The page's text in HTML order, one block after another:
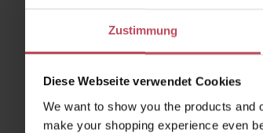
Zustimmung
Diese Webseite verwendet Cookies
We want to show you the products
make your shopping experience even
Sichtbar
innen heraus